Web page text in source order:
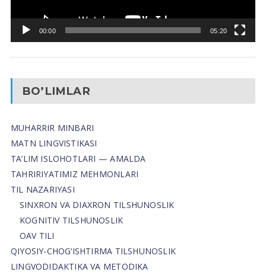
00:00 05:20
BO’LIMLAR
MUHARRIR MINBARI
MATN LINGVISTIKASI
TA’LIM ISLOHOTLARI — AMALDA
TAHRIRIYATIMIZ MEHMONLARI
TIL NAZARIYASI
SINXRON VA DIAXRON TILSHUNOSLIK
KOGNITIV TILSHUNOSLIK
OAV TILI
QIYOSIY-CHOG‘ISHTIRMA TILSHUNOSLIK
LINGVODIDAKTIKA VA METODIKA